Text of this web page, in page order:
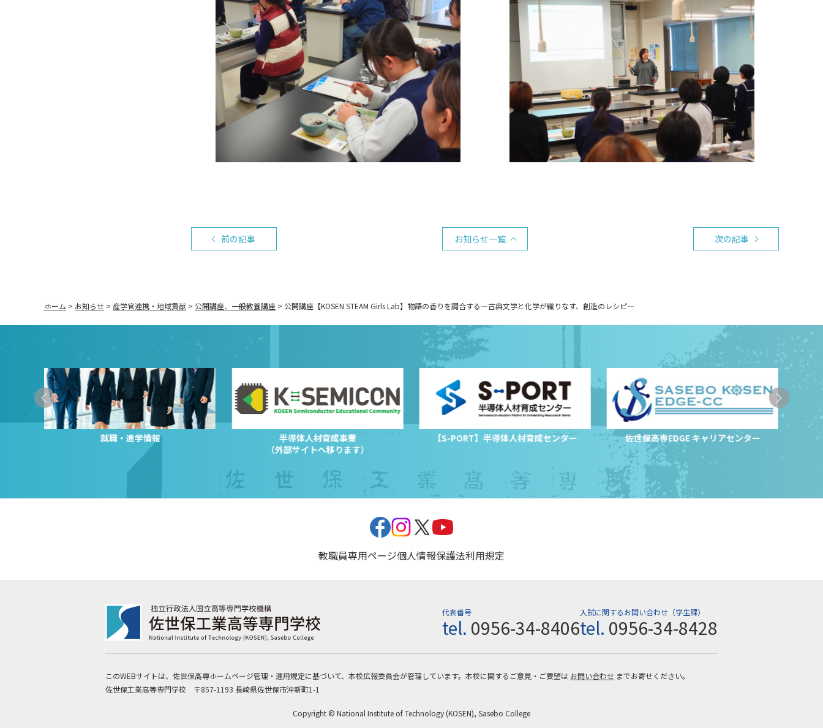
前の記事 お知らせ一覧 次の記事
ホーム > お知らせ > 産学官連携・地域貢献 > 公開講座、一般教養講座 > 公開講座【KOSEN STEAM Girls Lab】物語の香りを調合する―古典文学と化学が織りなす、創造のレシピ―
就職・進学情報
半導体人材育成事業
（外部サイトへ移ります）
【S-PORT】半導体人材育成センター 佐世保高専EDGE キャリアセンター
教職員専用ページ個人情報保護法利用規定
代表番号
tel. 0956-34-8406
入試に関するお問い合わせ（学生課）
tel. 0956-34-8428
このWEBサイトは、佐世保高専ホームページ管理・運用規定に基づいて、本校広報委員会が管理しています。本校に関するご意見・ご要望は お問い合わせ までお寄せください。
佐世保工業高等専門学校 〒857-1193 長崎県佐世保市沖新町1-1
Copyright © National Institute of Technology (KOSEN), Sasebo College